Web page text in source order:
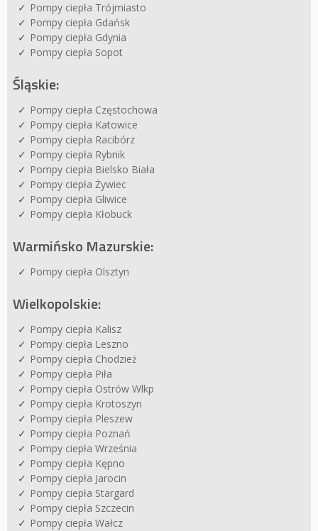
Pompy ciepła Trójmiasto
Pompy ciepła Gdańsk
Pompy ciepła Gdynia
Pompy ciepła Sopot
Śląskie:
Pompy ciepła Częstochowa
Pompy ciepła Katowice
Pompy ciepła Racibórz
Pompy ciepła Rybnik
Pompy ciepła Bielsko Biała
Pompy ciepła Żywiec
Pompy ciepła Gliwice
Pompy ciepła Kłobuck
Warmińsko Mazurskie:
Pompy ciepła Olsztyn
Wielkopolskie:
Pompy ciepła Kalisz
Pompy ciepła Leszno
Pompy ciepła Chodzież
Pompy ciepła Piła
Pompy ciepła Ostrów Wlkp
Pompy ciepła Krotoszyn
Pompy ciepła Pleszew
Pompy ciepła Poznań
Pompy ciepła Września
Pompy ciepła Kępno
Pompy ciepła Jarocin
Pompy ciepła Stargard
Pompy ciepła Szczecin
Pompy ciepła Wałcz